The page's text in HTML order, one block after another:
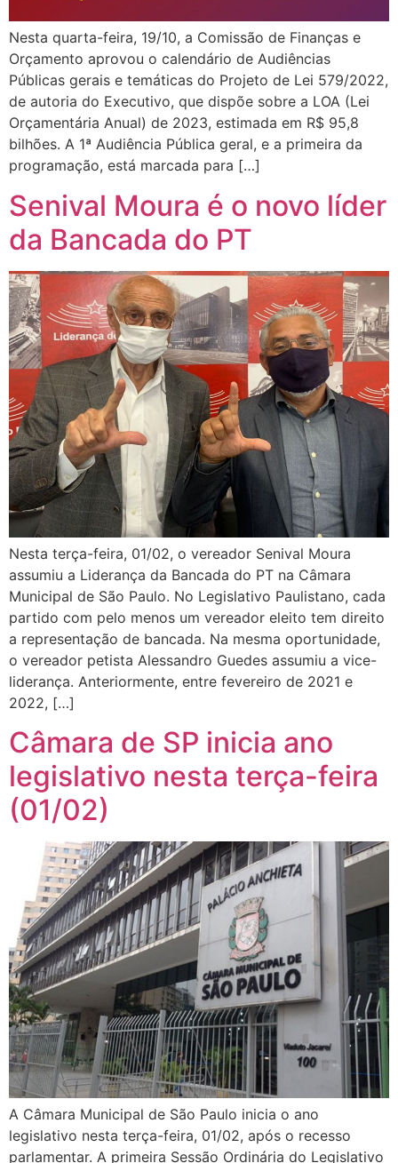
Nesta quarta-feira, 19/10, a Comissão de Finanças e
Orçamento aprovou o calendário de Audiências
Públicas gerais e temáticas do Projeto de Lei 579/2022,
de autoria do Executivo, que dispõe sobre a LOA (Lei
Orçamentária Anual) de 2023, estimada em R$ 95,8
bilhões. A 1ª Audiência Pública geral, e a primeira da
programação, está marcada para […]
Senival Moura é o novo líder
da Bancada do PT
Nesta terça-feira, 01/02, o vereador Senival Moura
assumiu a Liderança da Bancada do PT na Câmara
Municipal de São Paulo. No Legislativo Paulistano, cada
partido com pelo menos um vereador eleito tem direito
a representação de bancada. Na mesma oportunidade,
o vereador petista Alessandro Guedes assumiu a vice-
liderança. Anteriormente, entre fevereiro de 2021 e
2022, […]
Câmara de SP inicia ano
legislativo nesta terça-feira
(01/02)
A Câmara Municipal de São Paulo inicia o ano
legislativo nesta terça-feira, 01/02, após o recesso
parlamentar. A primeira Sessão Ordinária do Legislativo